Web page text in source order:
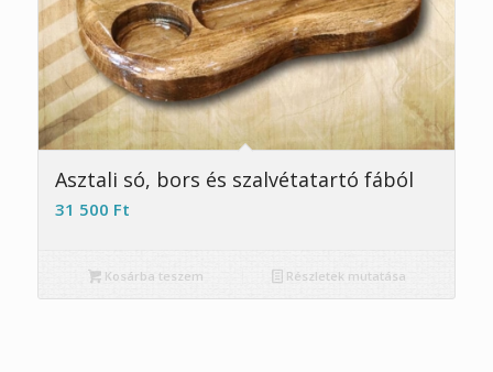
5.00
Asztali só, bors és szalvétatartó fából
31 500 Ft
Kosárba teszem Részletek mutatása